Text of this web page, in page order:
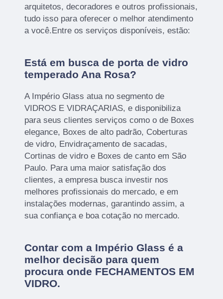
arquitetos, decoradores e outros profissionais,
tudo isso para oferecer o melhor atendimento
a você.Entre os serviços disponíveis, estão:
Está em busca de porta de vidro
temperado Ana Rosa?
A Império Glass atua no segmento de
VIDROS E VIDRAÇARIAS, e disponibiliza
para seus clientes serviços como o de Boxes
elegance, Boxes de alto padrão, Coberturas
de vidro, Envidraçamento de sacadas,
Cortinas de vidro e Boxes de canto em São
Paulo. Para uma maior satisfação dos
clientes, a empresa busca investir nos
melhores profissionais do mercado, e em
instalações modernas, garantindo assim, a
sua confiança e boa cotação no mercado.
Contar com a Império Glass é a
melhor decisão para quem
procura onde FECHAMENTOS EM
VIDRO.